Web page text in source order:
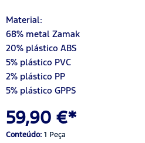
Material:
68% metal Zamak
20% plástico ABS
5% plástico PVC
2% plástico PP
5% plástico GPPS
59,90 €*
Conteúdo: 1 Peça